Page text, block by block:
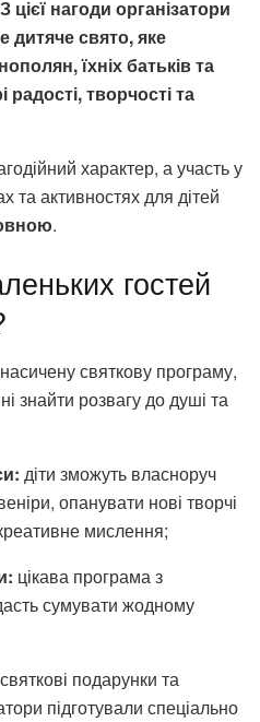
нагоди організатори
свято, яке
їхніх батьків та
творчості та
характер, а участь у
та активностях для дітей
.
гостей
святкову програму,
знайти розвагу до душі та
діти зможуть власноруч
опанувати нові творчі
мислення;
цікава програма з
сумувати жодному
святкові подарунки та
підготували спеціально